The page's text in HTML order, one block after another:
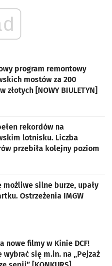
program remontowy
mostów za 200
złotych [NOWY BIULETYN]
rekordów na
lotnisku. Liczba
przebiła kolejny poziom
możliwe silne burze, upały
Ostrzeżenia IMGW
nowe filmy w Kinie DCF!
wybrać się m.in. na „Pejzaż